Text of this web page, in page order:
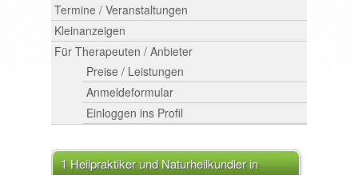
Termine / Veranstaltungen
Kleinanzeigen
Für Therapeuten / Anbieter
Preise / Leistungen
Anmeldeformular
Einloggen ins Profil
1 Heilpraktiker und Naturheilkundler in